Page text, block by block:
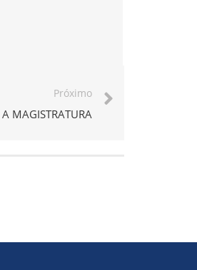
Próximo
MAGISTRATURA